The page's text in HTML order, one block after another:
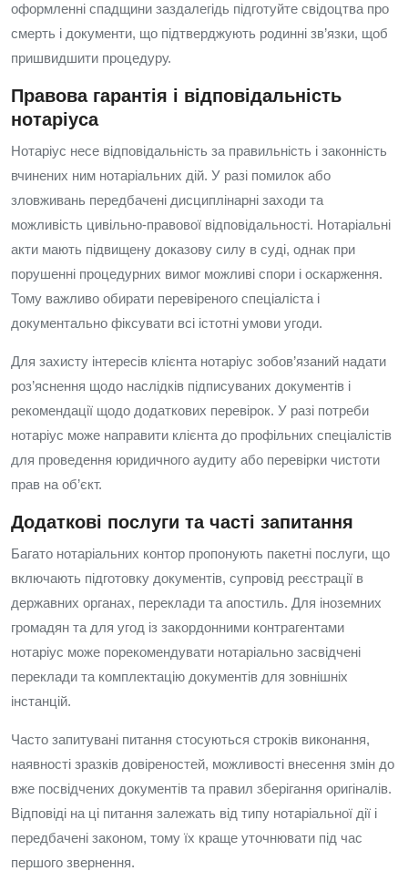
оформленні спадщини заздалегідь підготуйте свідоцтва про
смерть і документи, що підтверджують родинні зв’язки, щоб
пришвидшити процедуру.
Правова гарантія і відповідальність
нотаріуса
Нотаріус несе відповідальність за правильність і законність
вчинених ним нотаріальних дій. У разі помилок або
зловживань передбачені дисциплінарні заходи та
можливість цивільно‑правової відповідальності. Нотаріальні
акти мають підвищену доказову силу в суді, однак при
порушенні процедурних вимог можливі спори і оскарження.
Тому важливо обирати перевіреного спеціаліста і
документально фіксувати всі істотні умови угоди.
Для захисту інтересів клієнта нотаріус зобов’язаний надати
роз’яснення щодо наслідків підписуваних документів і
рекомендації щодо додаткових перевірок. У разі потреби
нотаріус може направити клієнта до профільних спеціалістів
для проведення юридичного аудиту або перевірки чистоти
прав на об’єкт.
Додаткові послуги та часті запитання
Багато нотаріальних контор пропонують пакетні послуги, що
включають підготовку документів, супровід реєстрації в
державних органах, переклади та апостиль. Для іноземних
громадян та для угод із закордонними контрагентами
нотаріус може порекомендувати нотаріально засвідчені
переклади та комплектацію документів для зовнішніх
інстанцій.
Часто запитувані питання стосуються строків виконання,
наявності зразків довіреностей, можливості внесення змін до
вже посвідчених документів та правил зберігання оригіналів.
Відповіді на ці питання залежать від типу нотаріальної дії і
передбачені законом, тому їх краще уточнювати під час
першого звернення.